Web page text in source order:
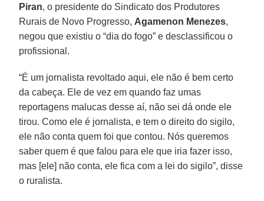
Piran, o presidente do Sindicato dos Produtores
Rurais de Novo Progresso, Agamenon Menezes,
negou que existiu o “dia do fogo” e desclassificou o
profissional.
“É um jornalista revoltado aqui, ele não é bem certo
da cabeça. Ele de vez em quando faz umas
reportagens malucas desse aí, não sei dá onde ele
tirou. Como ele é jornalista, e tem o direito do sigilo,
ele não conta quem foi que contou. Nós queremos
saber quem é que falou para ele que iria fazer isso,
mas [ele] não conta, ele fica com a lei do sigilo”, disse
o ruralista.